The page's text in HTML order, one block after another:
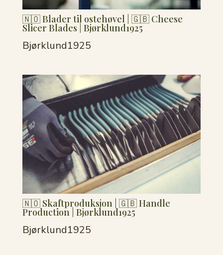
🇳🇴 Blader til ostehøvel | 🇬🇧 Cheese
Slicer Blades | Bjørklund1925
Bjørklund1925
🇳🇴 Skaftproduksjon | 🇬🇧 Handle
Production | Bjørklund1925
Bjørklund1925